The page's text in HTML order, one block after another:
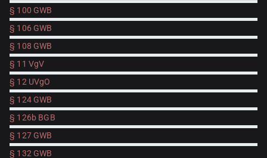
§ 100 GWB
§ 106 GWB
§ 108 GWB
§ 11 VgV
§ 12 UVgO
§ 124 GWB
§ 126b BGB
§ 127 GWB
§ 132 GWB